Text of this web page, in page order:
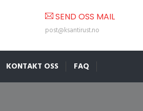
SEND OSS MAIL
post@ksantirust.no
KONTAKT OSS FAQ